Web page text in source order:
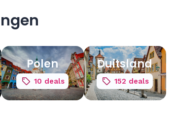
10 deals
Polen
152 deals
Duitsland